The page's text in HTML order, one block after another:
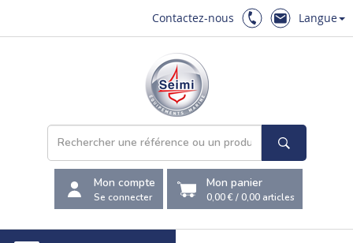
Contactez-nous Langue
Mon compte
Se connecter
Mon panier
0,00 €/0,00 articles